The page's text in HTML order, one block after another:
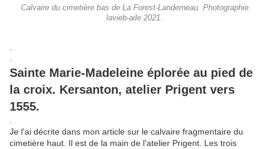
Calvaire du cimetière bas de La Forest-Landerneau. Photographie
lavieb-aile 2021.
Sainte Marie-Madeleine éplorée au pied de
la croix. Kersanton, atelier Prigent vers
1555.
Je l'ai décrite dans mon article sur le calvaire fragmentaire du
cimetière haut. Il est de la main de l'atelier Prigent. Les trois